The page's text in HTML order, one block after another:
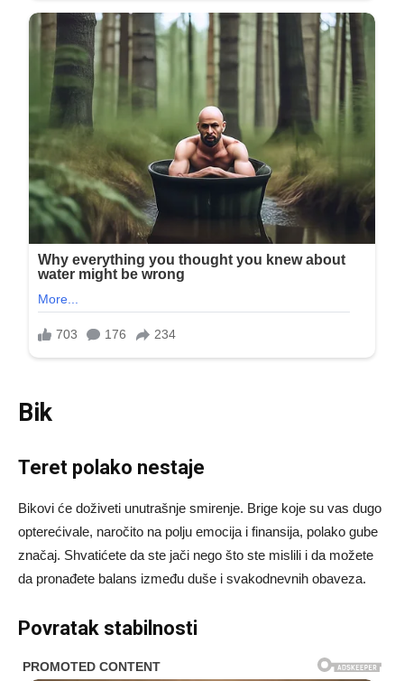
Bik
Teret polako nestaje
Bikovi će doživeti unutrašnje smirenje. Brige koje su vas dugo
opterećivale, naročito na polju emocija i finansija, polako gube
značaj. Shvatićete da ste jači nego što ste mislili i da možete
da pronađete balans između duše i svakodnevnih obaveza.
Povratak stabilnosti